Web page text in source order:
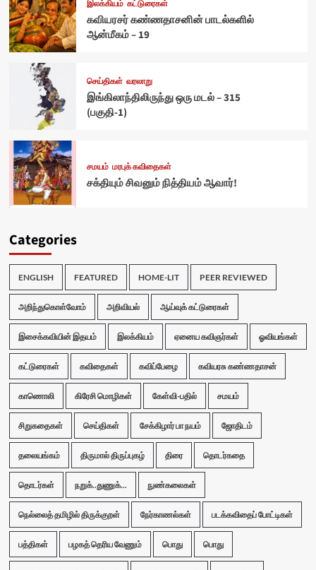
இலக்கியம் கட்டுரைகள்
கவியரசர் கண்ணதாசனின் பாடல்களில்
ஆன்மீகம் – 19
செய்திகள் வரலாறு
இங்கிலாந்திலிருந்து ஒரு மடல் – 315
(பகுதி-1)
சமயம் மரபுக் கவிதைகள்
சக்தியும் சிவனும் நித்தியம் ஆவார்!
Categories
ENGLISH FEATURED HOME-LIT PEER REVIEWED
அறிந்துகொள்வோம் அறிவியல் ஆய்வுக் கட்டுரைகள்
இசைக்கவியின் இதயம் இலக்கியம் ஏனைய கவிஞர்கள் ஓவியங்கள்
கட்டுரைகள் கவிதைகள் கவிப்பேழை கவியரசு கண்ணதாசன்
காணொலி கிரேசி மொழிகள் கேள்வி-பதில் சமயம்
சிறுகதைகள் செய்திகள் சேக்கிழார் பா நயம் ஜோதிடம்
தலையங்கம் திருமால் திருப்புகழ் திரை தொடர்கதை
தொடர்கள் நறுக்..துணுக்... நுண்கலைகள்
நெல்லைத் தமிழில் திருக்குறள் நேர்காணல்கள் படக்கவிதைப் போட்டிகள்
பத்திகள் பழகத் தெரிய வேணும் பொது பொது